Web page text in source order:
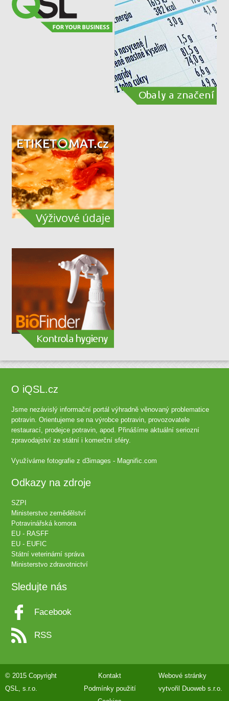
O iQSL.cz
Jsme nezávislý informační portál výhradně věnovaný problematice
potravin. Orientujeme se na výrobce potravin, provozovatele
restaurací, prodejce potravin, apod. Přinášíme aktuální seriozní
zpravodajství ze státní i komerční sféry.
Využíváme fotografie zd3images - Magnific.com
Odkazy na zdroje
SZPI
Ministerstvo zemědělství
Potravinářská komora
EU - RASFF
EU - EUFIC
Státní veterinární správa
Ministerstvo zdravotnictví
Sledujte nás
Facebook
RSS
© 2015 Copyright
QSL, s.r.o.
Kontakt
Podmínky použití
Webové stránky
vytvořil
Duoweb s.r.o.